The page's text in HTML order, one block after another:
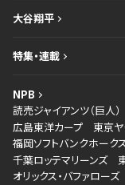
大谷翔平
特集・連載
NPB
読売ジャイアンツ（巨人）
広島東洋カープ
東京
福岡ソフトバンクホーク
千葉ロッテマリーンズ
オリックス・バファローズ